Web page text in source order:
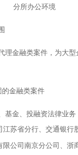
分所办公环境
理金融类案件，为大
金融类案件
基金、投融资法律业
江苏省分行、交通银行
限公司南京分公司、浙